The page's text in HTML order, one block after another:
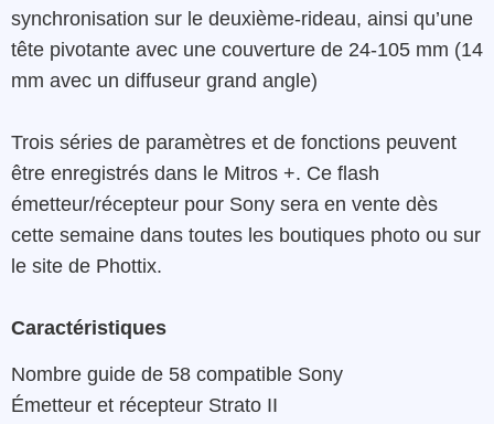
synchronisation sur le deuxième-rideau, ainsi qu’une
tête pivotante avec une couverture de 24-105 mm (14
mm avec un diffuseur grand angle)
Trois séries de paramètres et de fonctions peuvent
être enregistrés dans le Mitros +. Ce flash
émetteur/récepteur pour Sony sera en vente dès
cette semaine dans toutes les boutiques photo ou sur
le site de Phottix.
Caractéristiques
Nombre guide de 58 compatible Sony
Émetteur et récepteur Strato II